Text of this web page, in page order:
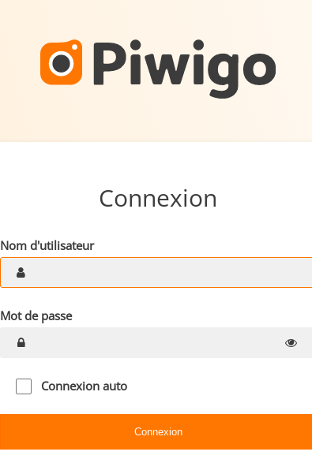
Connexion
Nom d'utilisateur
Mot de passe
Connexion auto